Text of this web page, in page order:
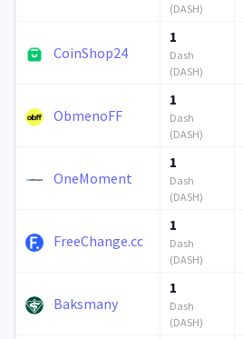
(DASH)
CoinShop24
1
Dash
(DASH)
ObmenoFF
1
Dash
(DASH)
OneMoment
1
Dash
(DASH)
FreeChange.cc
1
Dash
(DASH)
Baksmany
1
Dash
(DASH)